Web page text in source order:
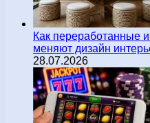
Как переработанные
меняют дизайн
28.07.2026